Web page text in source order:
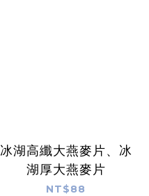
冰湖高纖大燕麥片、冰
湖厚大燕麥片
NT$88